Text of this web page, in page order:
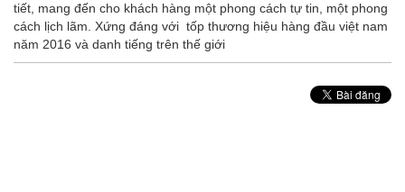
tiết, mang đến cho khách hàng một phong cách tự tin, một phong
cách lịch lãm. Xứng đáng với tốp thương hiệu hàng đầu việt nam
năm 2016 và danh tiếng trên thế giới